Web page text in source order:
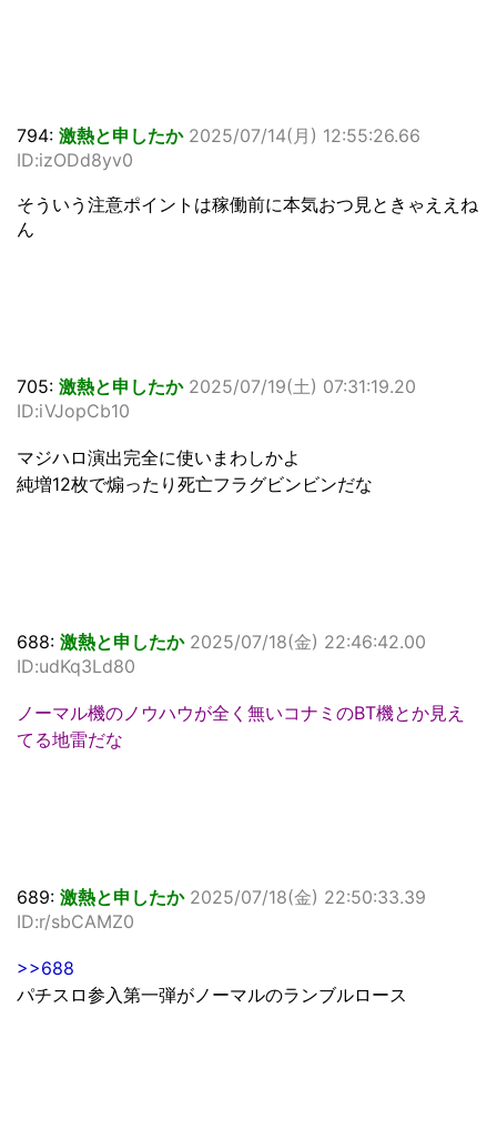
794: 激熱と申したか 2025/07/14(月) 12:55:26.66
ID:izODd8yv0
そういう注意ポイントは稼働前に本気おつ見ときゃええね
ん
705: 激熱と申したか 2025/07/19(土) 07:31:19.20
ID:iVJopCb10
マジハロ演出完全に使いまわしかよ
純増12枚で煽ったり死亡フラグビンビンだな
688: 激熱と申したか 2025/07/18(金) 22:46:42.00
ID:udKq3Ld80
ノーマル機のノウハウが全く無いコナミのBT機とか見え
てる地雷だな
689: 激熱と申したか 2025/07/18(金) 22:50:33.39
ID:r/sbCAMZ0
>>688
パチスロ参入第一弾がノーマルのランブルロース